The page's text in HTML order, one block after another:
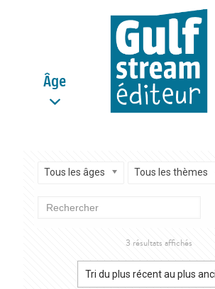
Âge
Tous les âges Tous les thèmes
3 résultats affichés
plus